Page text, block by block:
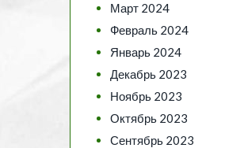
Март 2024
Февраль 2024
Январь 2024
Декабрь 2023
Ноябрь 2023
Октябрь 2023
Сентябрь 2023